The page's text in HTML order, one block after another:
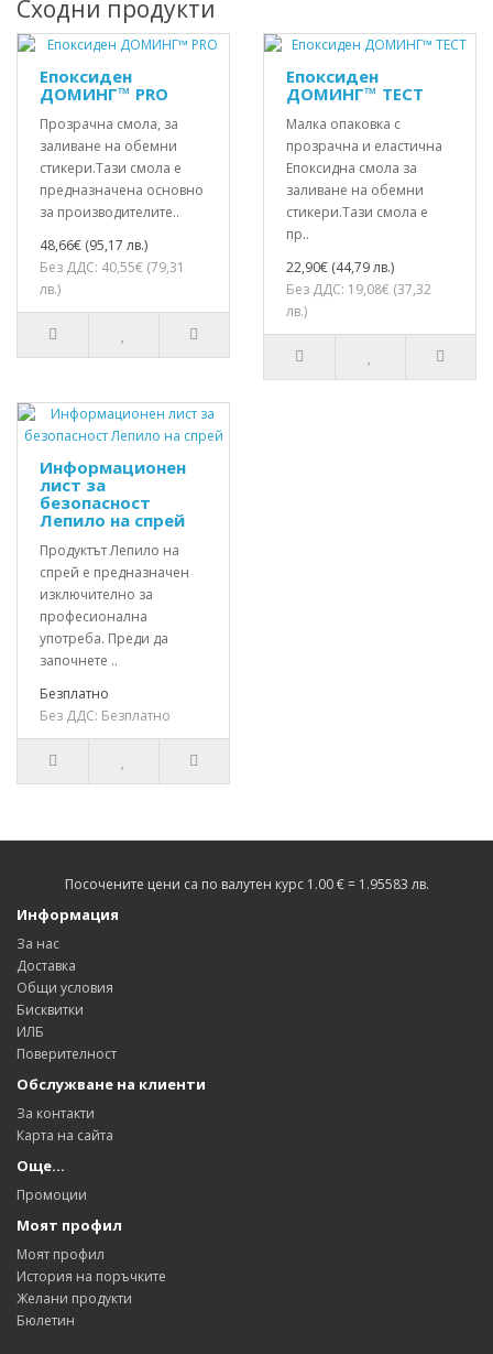
Сходни продукти
Епоксиден
ДОМИНГ™ PRO
Прозрачна смола, за
заливане на обемни
стикери.Тази смола е
предназначена основно
за производителите..
48,66€ (95,17 лв.)
Без ДДС: 40,55€ (79,31
лв.)
Епоксиден
ДОМИНГ™ ТЕСТ
Малка опаковка с
прозрачна и еластична
Епоксидна смола за
заливане на обемни
стикери.Тази смола е
пр..
22,90€ (44,79 лв.)
Без ДДС: 19,08€ (37,32
лв.)
Информационен
лист за
безопасност
Лепило на спрей
Продуктът Лепило на
спрей е предназначен
изключително за
професионална
употреба. Преди да
започнете ..
Безплатно
Без ДДС: Безплатно
Посочените цени са по валутен курс 1.00 € = 1.95583 лв.
Информация
За нас
Доставка
Общи условия
Бисквитки
ИЛБ
Поверителност
Обслужване на клиенти
За контакти
Карта на сайта
Още…
Промоции
Моят профил
Моят профил
История на поръчките
Желани продукти
Бюлетин